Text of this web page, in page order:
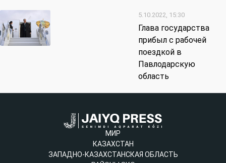
5.10.2022, 15:30
Глава государства
прибыл с рабочей
поездкой в
Павлодарскую
область
МИР
КАЗАХСТАН
ЗАПАДНО-КАЗАХСТАНСКАЯ ОБЛАСТЬ